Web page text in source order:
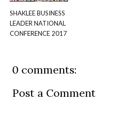
SHAKLEE BUSINESS
LEADER NATIONAL
CONFERENCE 2017
0 comments:
Post a Comment